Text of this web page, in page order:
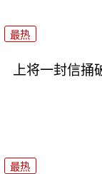
最热
上将一封信捅
最热